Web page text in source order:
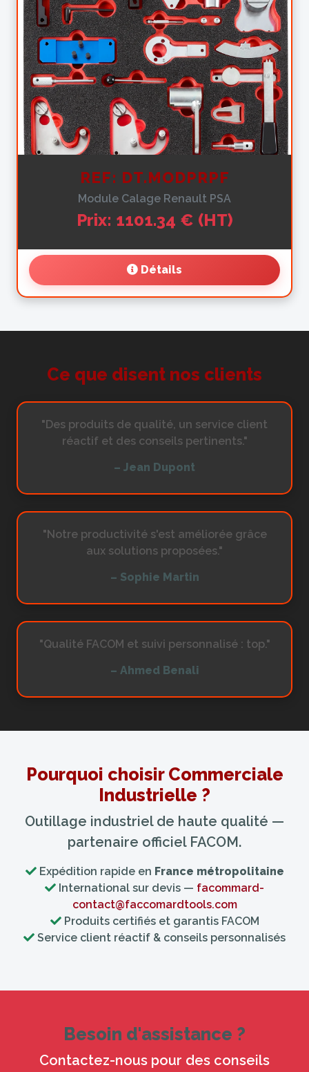
REF: DT.MODPRPF
Module Calage Renault PSA
Prix: 1101.34 € (HT)
Détails
Ce que disent nos clients
"Des produits de qualité, un service client
réactif et des conseils pertinents."
– Jean Dupont
"Notre productivité s'est améliorée grâce
aux solutions proposées."
– Sophie Martin
"Qualité FACOM et suivi personnalisé : top."
– Ahmed Benali
Pourquoi choisir Commerciale
Industrielle ?
Outillage industriel de haute qualité —
partenaire officiel FACOM.
Expédition rapide en France métropolitaine
International sur devis — facommard-
contact@faccomardtools.com
Produits certifiés et garantis FACOM
Service client réactif & conseils personnalisés
Besoin d'assistance ?
Contactez-nous pour des conseils